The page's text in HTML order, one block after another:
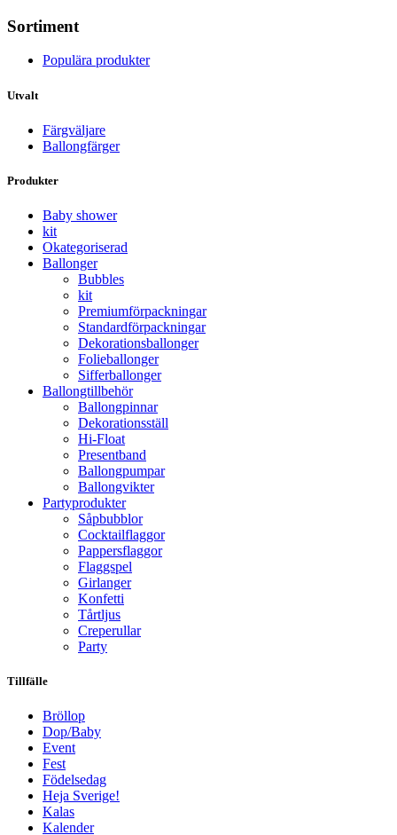
Sortiment
Populära produkter
Utvalt
Färgväljare
Ballongfärger
Produkter
Baby shower
kit
Okategoriserad
Ballonger
Bubbles
kit
Premium­förpackningar
Standard­­förpackningar
Dekorations­ballonger
Folie­­­ballonger
Siffer­­ballonger
Ballong­tillbehör
Ballongpinnar
Dekorationsställ
Hi-Float
Presentband
Ballongpumpar
Ballong­vikter
Party­­produkter
Såpbubblor
Cocktail­flaggor
Pappers­flaggor
Flaggspel
Girlanger
Konfetti
Tårtljus
Creperullar
Party
Tillfälle
Bröllop
Dop/Baby
Event
Fest
Födelsedag
Heja Sverige!
Kalas
Kalender